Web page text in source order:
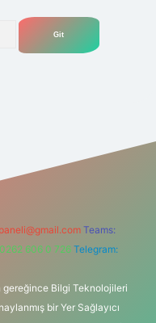
Teams:
606 0 726 Telegram:
gereğince Bilgi Teknolojileri
bir Yer Sağlayıcı